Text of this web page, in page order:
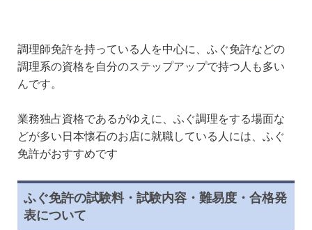
調理師免許を持っている人を中心に、ふぐ免許などの
調理系の資格を自分のステップアップで持つ人も多い
んです。
業務独占資格であるがゆえに、ふぐ調理をする場面な
どが多い日本懐石のお店に就職している人には、ふぐ
免許がおすすめです
ふぐ免許の試験料・試験内容・難易度・合格発
表について